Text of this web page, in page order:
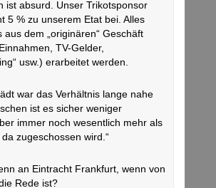
ist absurd. Unser Trikotsponsor
5 % zu unserem Etat bei. Alles
aus dem „originären“ Geschäft
TV-Gelder,
usw.) erarbeitet werden.
war das Verhältnis lange nahe
ist es sicher weniger
immer noch wesentlich mehr als
zugeschossen wird.“
an Eintracht Frankfurt, wenn von
Rede ist?